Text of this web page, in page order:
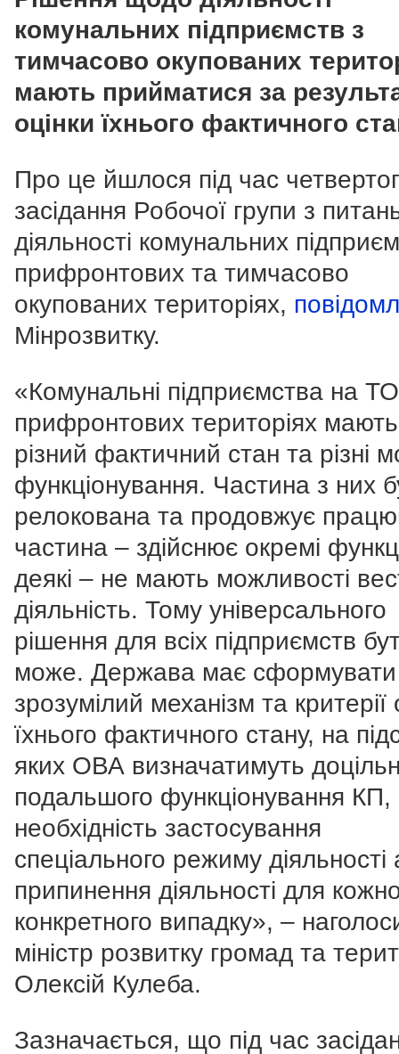
комунальних підприємств з
тимчасово окупованих
мають прийматися за
оцінки їхнього фактичного
Про це йшлося під час
засідання Робочої групи з
діяльності комунальних
прифронтових та тимчасово
окупованих територіях,
Мінрозвитку.
«Комунальні підприємства на
прифронтових територіях мають
різний фактичний стан та різні
функціонування. Частина з них
релокована та продовжує
частина – здійснює окремі
деякі – не мають можливості
діяльність. Тому універсального
рішення для всіх підприємств
може. Держава має сформувати
зрозумілий механізм та критерії
їхнього фактичного стану, на
яких ОВА визначатимуть
подальшого функціонування КП,
необхідність застосування
спеціального режиму діяльності
припинення діяльності для
конкретного випадку», –
міністр розвитку громад та
Олексій Кулеба.
Зазначається, що під час